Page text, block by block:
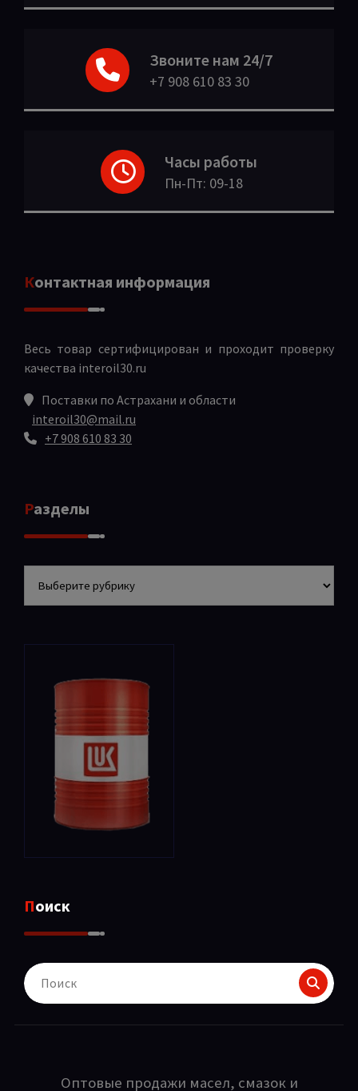
Звоните нам 24/7
+7 908 610 83 30
Часы работы
Пн-Пт: 09-18
Контактная информация
Весь товар сертифицирован и проходит проверку
качества interoil30.ru
Поставки по Астрахани и области
interoil30@mail.ru
+7 908 610 83 30
Разделы
Поиск
Поиск
для:
Оптовые продажи масел, смазок и